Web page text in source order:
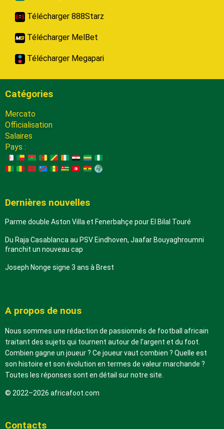
Télécharger 888Starz
Télécharger MelBet
Télécharger Megapari
Catégories
Mercato
Officialisation
Salaires
Pays :
Dernières nouvelles
Parme double Aston Villa et Fenerbahçe pour El Bilal Touré
Du Raja Casablanca au PSV Eindhoven, Jaafar Bouyaghroumni
franchit un nouveau cap
Joseph Nonge signe 3 ans à Brest
A propos de nous
Nous sommes une rédaction de passionnés de football africain
traitant des sujets qui tournent autour de l’argent et du foot.
Combien gagne un joueur ? Ce joueur vaut combien ? Quelle est
son histoire et son évolution en termes de valeur marchande ?
Toutes les réponses sont en détail sur notre site.
© 2022–2026 africafoot.com
Contacts